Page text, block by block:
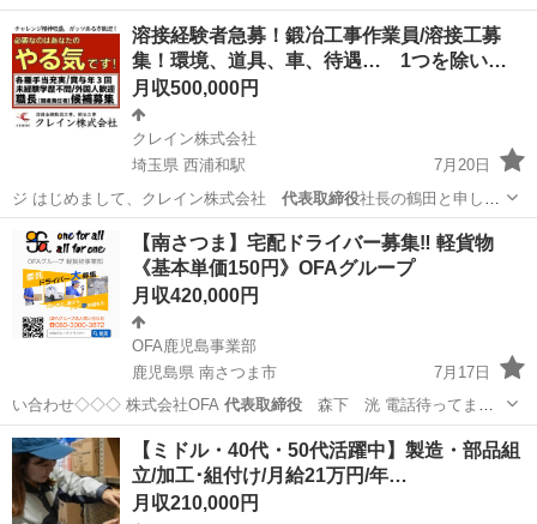
溶接経験者急募！鍛冶工事作業員/溶接工募
集！環境、道具、車、待遇… 1つを除い…
月収500,000円
クレイン株式会社
埼玉県 西浦和駅
7月20日
ジ はじめまして、クレイン株式会社 代表取締役社長の鶴田と申しま
す。 「とりあえず…
埼玉 さいたま市 西浦和駅 その他 未経験
【南さつま】宅配ドライバー募集‼️ 軽貨物
《基本単価150円》OFAグループ
月収420,000円
OFA鹿児島事業部
鹿児島県 南さつま市
7月17日
い合わせ◇◇◇ 株式会社OFA 代表取締役森下 洸 電話待ってます
(^^)…
鹿児島 南さつま市 未経験
【ミドル・40代・50代活躍中】製造・部品組
立/加工･組付け/月給21万円/年…
月収210,000円